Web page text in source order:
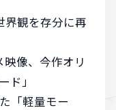
界観を存分に再
像、今作オリ
ド」
「軽量モー